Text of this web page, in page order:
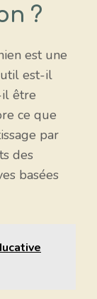
?
est une
est-il
être
ce que
par
des
basées